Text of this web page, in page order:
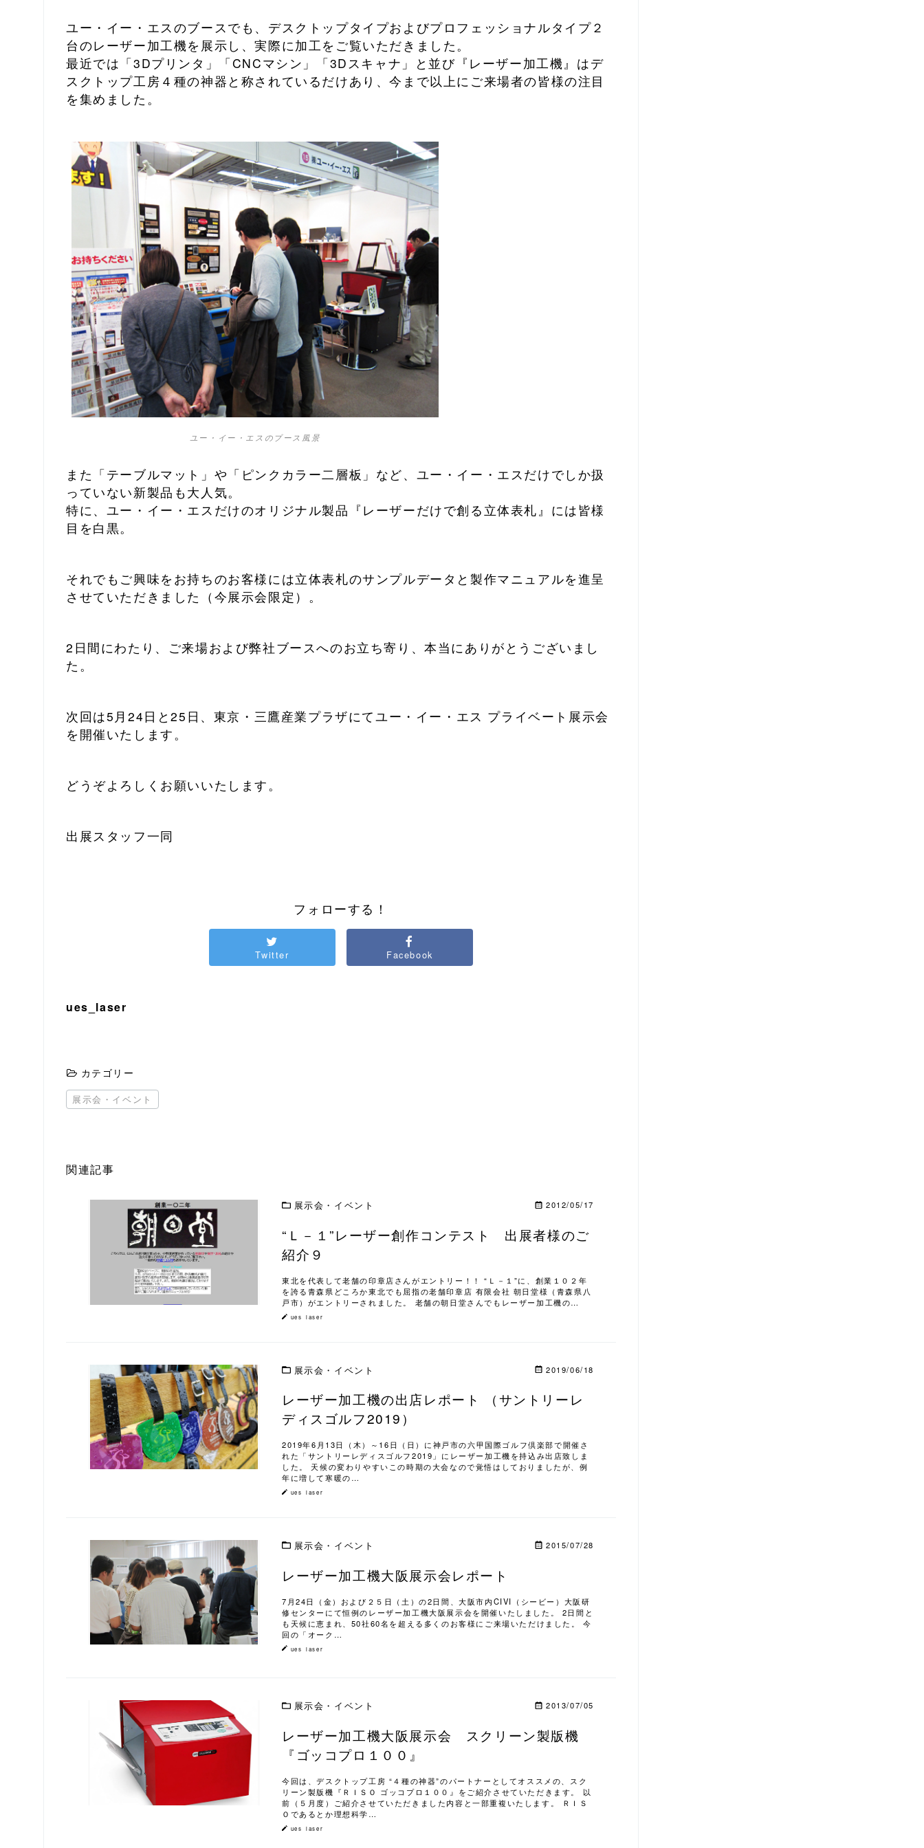
ユー・イー・エスのブースでも、デスクトップタイプおよびプロフェッショナルタイプ２
台のレーザー加工機を展示し、実際に加工をご覧いただきました。
最近では「3Dプリンタ」「CNCマシン」「3Dスキャナ」と並び『レーザー加工機』はデ
スクトップ工房４種の神器と称されているだけあり、今まで以上にご来場者の皆様の注目
を集めました。
ユー・イー・エスのブース風景
また「テーブルマット」や「ピンクカラー二層板」など、ユー・イー・エスだけでしか扱
っていない新製品も大人気。
特に、ユー・イー・エスだけのオリジナル製品『レーザーだけで創る立体表札』には皆様
目を白黒。
それでもご興味をお持ちのお客様には立体表札のサンプルデータと製作マニュアルを進呈
させていただきました（今展示会限定）。
2日間にわたり、ご来場および弊社ブースへのお立ち寄り、本当にありがとうございまし
た。
次回は5月24日と25日、東京・三鷹産業プラザにてユー・イー・エス プライベート展示会
を開催いたします。
どうぞよろしくお願いいたします。
出展スタッフ一同
フォローする！
Twitter Facebook
ues_laser
カテゴリー
展示会・イベント
関連記事
この記事を読む
展示会・イベント 2012/05/17
“Ｌ－１”レーザー創作コンテスト 出展者様のご
紹介９
東北を代表して老舗の印章店さんがエントリー！！ “Ｌ－１”に、創業１０２年
を誇る青森県どころか東北でも屈指の老舗印章店 有限会社 朝日堂様（青森県八
戸市）がエントリーされました。 老舗の朝日堂さんでもレーザー加工機の…
ues_laser
この記事を読む
展示会・イベント 2019/06/18
レーザー加工機の出店レポート （サントリーレ
ディスゴルフ2019）
2019年6月13日（木）～16日（日）に神戸市の六甲国際ゴルフ倶楽部で開催さ
れた「サントリーレディスゴルフ2019」にレーザー加工機を持込み出店致しま
した。 天候の変わりやすいこの時期の大会なので覚悟はしておりましたが、例
年に増して寒暖の…
ues_laser
この記事を読む
展示会・イベント 2015/07/28
レーザー加工機大阪展示会レポート
7月24日（金）および２５日（土）の2日間、大阪市内CIVI（シービー）大阪研
修センターにて恒例のレーザー加工機大阪展示会を開催いたしました。 2日間と
も天候に恵まれ、50社60名を超える多くのお客様にご来場いただけました。 今
回の「オーク…
ues_laser
この記事を読む
展示会・イベント 2013/07/05
レーザー加工機大阪展示会 スクリーン製版機
『ゴッコプロ１００』
今回は、デスクトップ工房 “４種の神器”のパートナーとしてオススメの、スク
リーン製版機『ＲＩＳＯ ゴッコプロ１００』をご紹介させていただきます。 以
前（５月度）ご紹介させていただきました内容と一部重複いたします。 ＲＩＳ
Ｏであるとか理想科学…
ues_laser